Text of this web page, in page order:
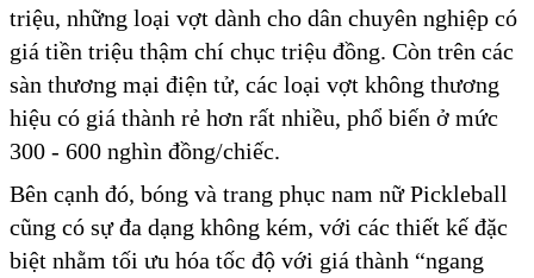
triệu, những loại vợt dành cho dân chuyên nghiệp có
giá tiền triệu thậm chí chục triệu đồng. Còn trên các
sàn thương mại điện tử, các loại vợt không thương
hiệu có giá thành rẻ hơn rất nhiều, phổ biến ở mức
300 - 600 nghìn đồng/chiếc.
Bên cạnh đó, bóng và trang phục nam nữ Pickleball
cũng có sự đa dạng không kém, với các thiết kế đặc
biệt nhằm tối ưu hóa tốc độ với giá thành “ngang